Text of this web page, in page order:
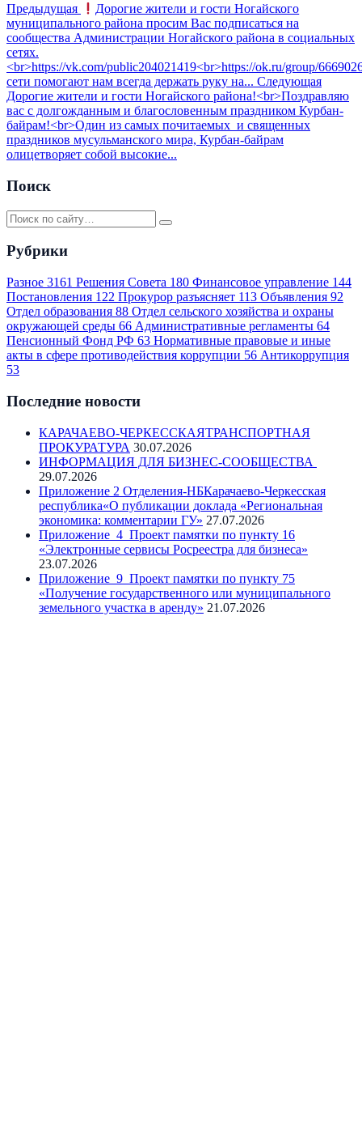
Предыдущая
Дорогие жители и гости Ногайского
муниципального района просим Вас подписаться на
сообщества Администрации Ногайского района в социальных
сетях.
<br>https://vk.com/public204021419<br>https://ok.ru/group/
сети помогают нам всегда держать руку на... Следующая
Дорогие жители и гости Ногайского района!<br>Поздравляю
вас с долгожданным и благословенным праздником Курбан-
байрам!<br>Один из самых почитаемых и священных
праздников мусульманского мира, Курбан-байрам
олицетворяет собой высокие...
Поиск
Рубрики
Разное 3161 Решения Совета 180 Финансовое управление 144
Постановления 122 Прокурор разъясняет 113 Объявления 92
Отдел образования 88 Отдел сельского хозяйства и охраны
окружающей среды 66 Административные регламенты 64
Пенсионный Фонд РФ 63 Нормативные правовые и иные
акты в сфере противодействия коррупции 56 Антикоррупция
53
Последние новости
КАРАЧАЕВО-ЧЕРКЕССКАЯТРАНСПОРТНАЯ
ПРОКУРАТУРА 30.07.2026
ИНФОРМАЦИЯ ДЛЯ БИЗНЕС-СООБЩЕСТВА
29.07.2026
Приложение 2 Отделения-НБКарачаево-Черкесская
республика«О публикации доклада «Региональная
экономика: комментарии ГУ» 27.07.2026
Приложение_4_Проект памятки по пункту 16
«Электронные сервисы Росреестра для бизнеса»
23.07.2026
Приложение_9_Проект памятки по пункту 75
«Получение государственного или муниципального
земельного участка в аренду» 21.07.2026